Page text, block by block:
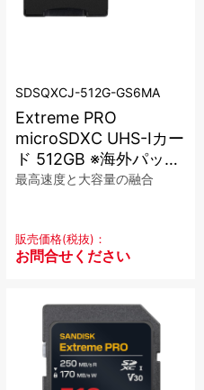
HDCAM SR
その他
CLOSE
CLOSE
く表記
SDSQXCJ-512G-GS6MA
Extreme PRO
microSDXC UHS-Iカー
ド 512GB ※海外パッケ
ージ品
最高速度と大容量の融合
販売価格(税抜)：
お問合せください